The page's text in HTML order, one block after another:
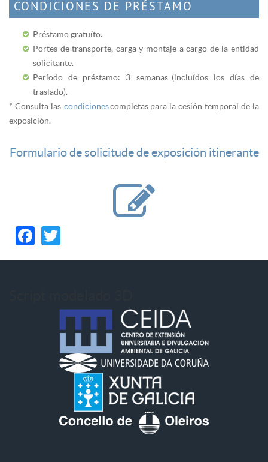
CONDICIONES DE PRÉSTAMO
Préstamo gratuíto.
Portes de transporte, carga y montaje a cargo de la entidad
solicitante.
Período de préstamo: 3 semanas (incluídos los días de
traslado).
* Consulta las condicionescompletas para la cesión temporal de la
exposición.
Formulario de solicitude de exposición itinerante
Facebook